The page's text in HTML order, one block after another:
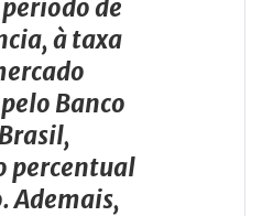
de
à taxa
Banco
percentual
Ademais,